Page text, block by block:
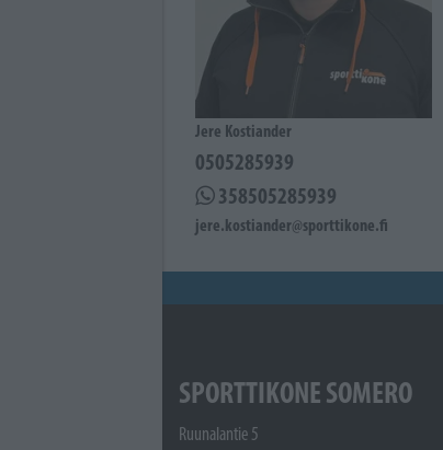
Jere Kostiander
0505285939
358505285939
jere.kostiander@sporttikone.fi
SPORTTIKONE SOMERO
Ruunalantie 5